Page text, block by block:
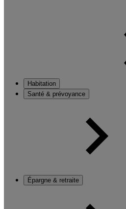
Habitation
Santé & prévoyance
Épargne & retraite